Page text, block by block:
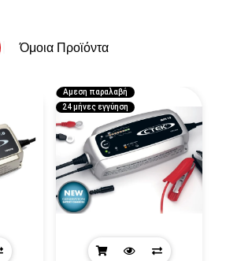
Όμοια Προϊόντα
Αμεση παραλαβή
24 μήνες εγγύηση